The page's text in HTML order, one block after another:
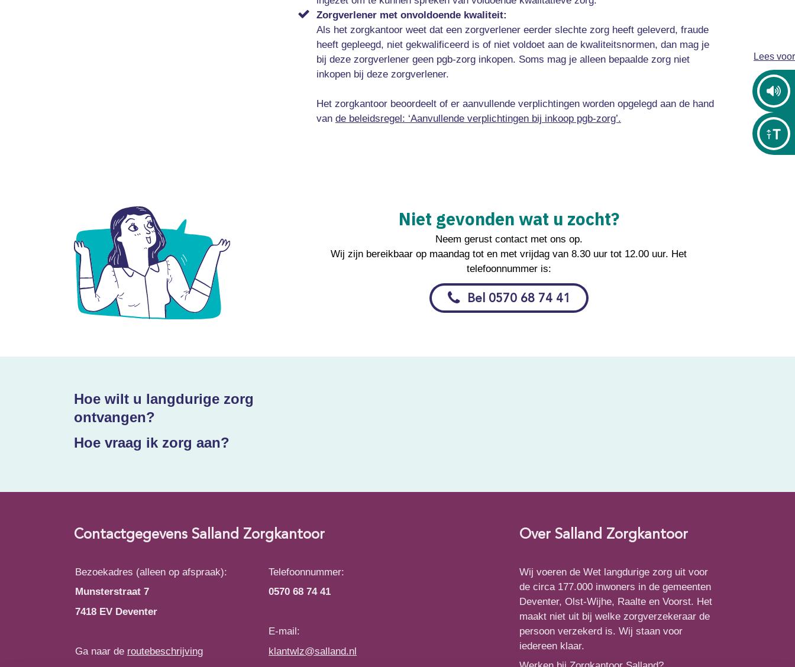
Lees voor
Zorgverlener met onvoldoende kwaliteit:
Als het zorgkantoor weet dat een zorgverlener eerder slechte zorg heeft geleverd, fraude
heeft gepleegd, niet gekwalificeerd is of niet voldoet aan de kwaliteitsnormen, dan mag je
bij deze zorgverlener geen pgb-zorg inkopen. Soms mag je alleen bepaalde zorg niet
inkopen bij deze zorgverlener.
Het zorgkantoor beoordeelt of er aanvullende verplichtingen worden opgelegd aan de hand
van de beleidsregel: ‘Aanvullende verplichtingen bij inkoop pgb-zorg’.
Niet gevonden wat u zocht?
Neem gerust contact met ons op.
Wij zijn bereikbaar op maandag tot en met vrijdag van 8.30 uur tot 12.00 uur. Het
telefoonnummer is:
Bel 0570 68 74 41
Hoe wilt u langdurige zorg
ontvangen?
Hoe vraag ik zorg aan?
Contactgegevens Salland Zorgkantoor
Bezoekadres (alleen op afspraak):
Munsterstraat 7
7418 EV Deventer
Ga naar de routebeschrijving
Telefoonnummer:
0570 68 74 41
E-mail:
klantwlz@salland.nl
Over Salland Zorgkantoor
Wij voeren de Wet langdurige zorg uit voor
de circa 177.000 inwoners in de gemeenten
Deventer, Olst-Wijhe, Raalte en Voorst. Het
maakt niet uit bij welke zorgverzekeraar de
persoon verzekerd is. Wij staan voor
iedereen klaar.